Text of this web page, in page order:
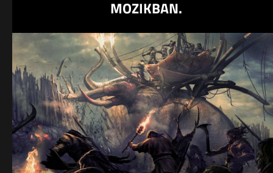
MOZIKBAN.